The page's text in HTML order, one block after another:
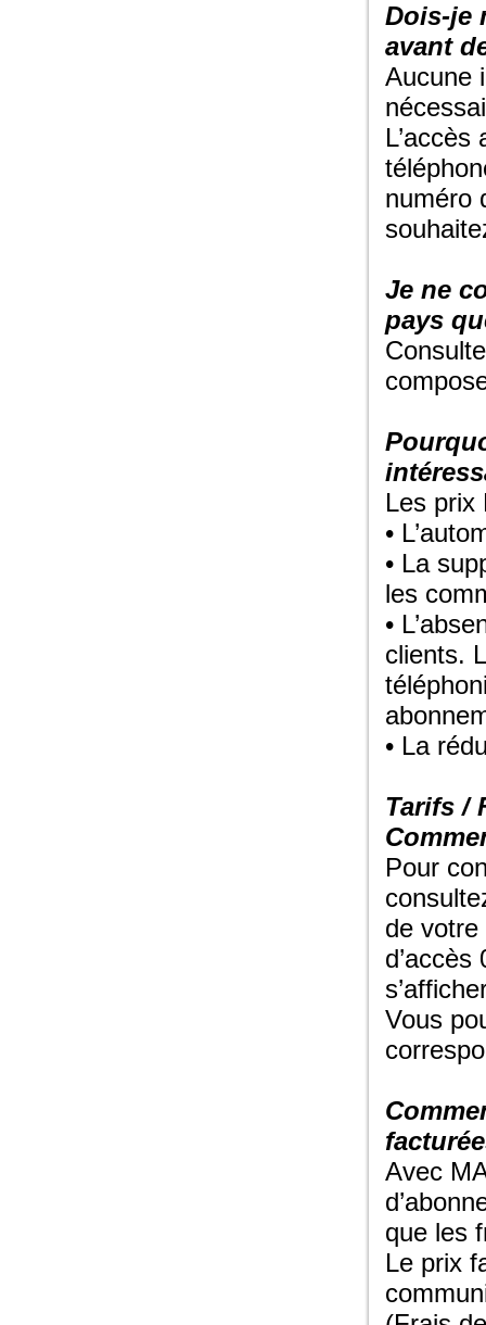
Dois-je
avant
Aucune
numéro
Je ne
pays
Les prix
•
• La
les
•
clients.
• La
Tarifs /
Pour
de
Vous
Avec
que les
Le prix